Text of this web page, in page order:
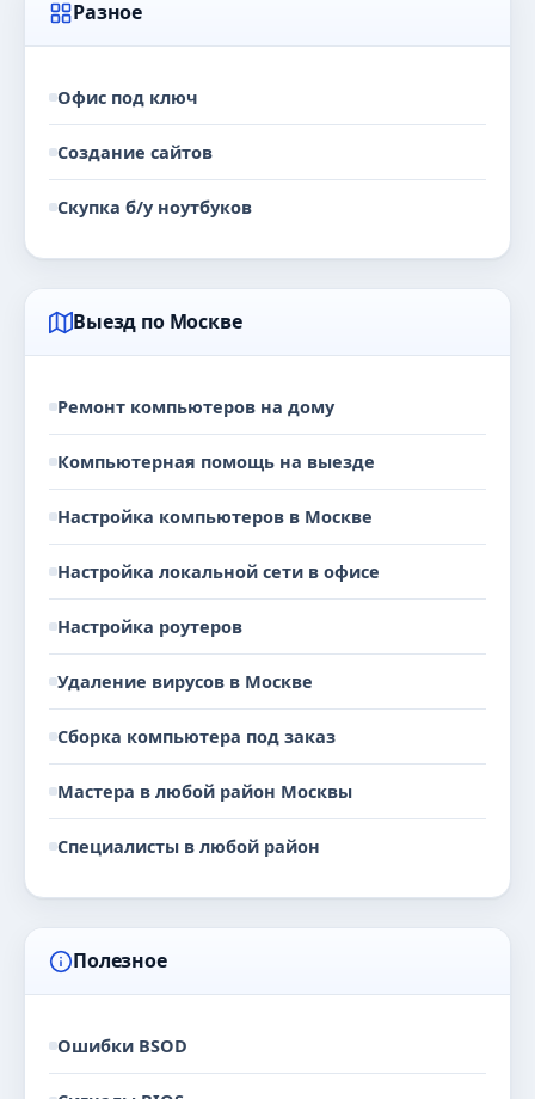
Разное
Офис под ключ
Создание сайтов
Скупка б/у ноутбуков
Выезд по Москве
Ремонт компьютеров на дому
Компьютерная помощь на выезде
Настройка компьютеров в Москве
Настройка локальной сети в офисе
Настройка роутеров
Удаление вирусов в Москве
Сборка компьютера под заказ
Мастера в любой район Москвы
Специалисты в любой район
Полезное
Ошибки BSOD